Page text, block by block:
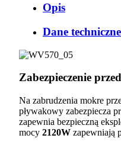
Opis
Dane techniczne
Zabezpieczenie
Na zabrudzenia mokre
pływakowy zabezpiecza
zapewnia bezpieczną
mocy 2120W zapewniają